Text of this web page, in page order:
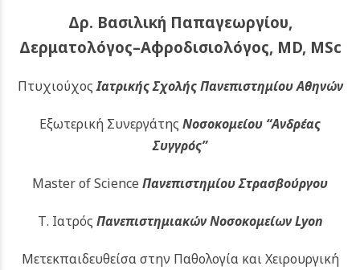
Δρ. Βασιλική Παπαγεωργίου,
Δερματολόγος–Αφροδισιολόγος, MD, MSc
ΠτυχιούχοςΙατρικής Σχολής Πανεπιστημίου Αθηνών
Εξωτερική Συνεργάτης Νοσοκομείου “Ανδρέας
Συγγρός”
Master of Science Πανεπιστημίου Στρασβούργου
Τ. Ιατρός Πανεπιστημιακών Νοσοκομείων Lyon
Μετεκπαιδευθείσα στην Παθολογία και Χειρουργική